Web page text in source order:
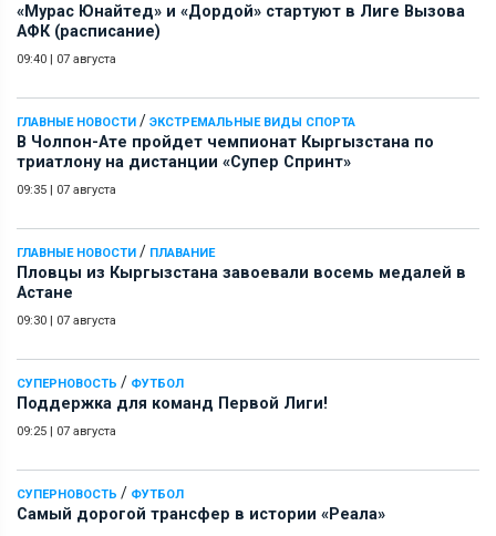
«Мурас Юнайтед» и «Дордой» стартуют в Лиге Вызова
АФК (расписание)
09:40 | 07 августа
ГЛАВНЫЕ НОВОСТИ / ЭКСТРЕМАЛЬНЫЕ ВИДЫ СПОРТА
В Чолпон-Ате пройдет чемпионат Кыргызстана по
триатлону на дистанции «Супер Спринт»
09:35 | 07 августа
ГЛАВНЫЕ НОВОСТИ / ПЛАВАНИЕ
Пловцы из Кыргызстана завоевали восемь медалей в
Астане
09:30 | 07 августа
СУПЕРНОВОСТЬ / ФУТБОЛ
Поддержка для команд Первой Лиги!
09:25 | 07 августа
СУПЕРНОВОСТЬ / ФУТБОЛ
Самый дорогой трансфер в истории «Реала»